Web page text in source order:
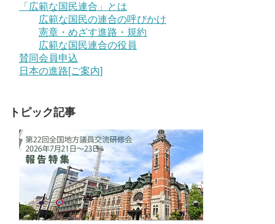
「広範な国民連合」とは
広範な国民の連合の呼びかけ
憲章・めざす進路・規約
広範な国民連合の役員
賛同会員申込
日本の進路[ご案内]
トピック記事